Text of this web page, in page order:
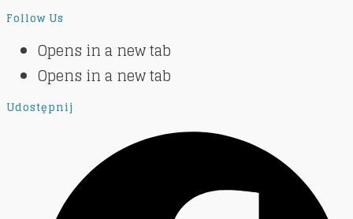
Follow Us
Opens in a new tab
Opens in a new tab
Udostępnij